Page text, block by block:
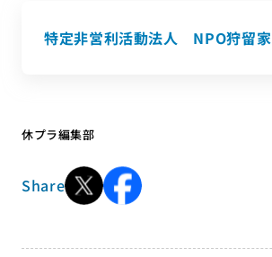
特定非営利活動法人 NPO狩留家
休プラ編集部
Share